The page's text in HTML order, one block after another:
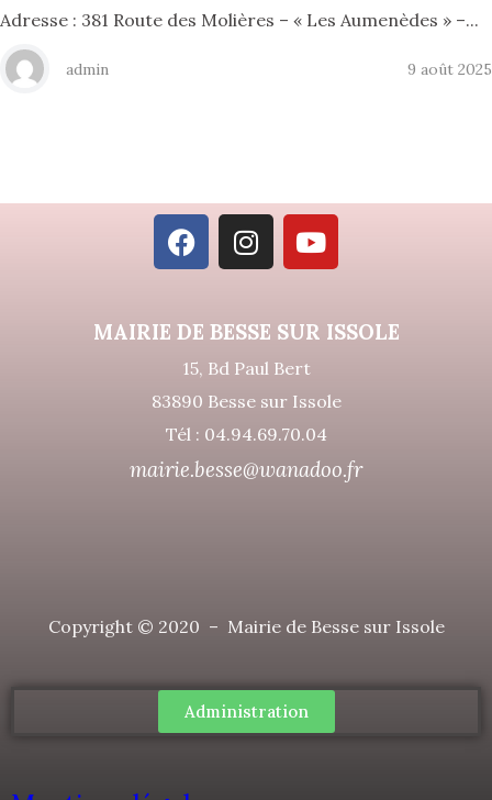
Adresse : 381 Route des Molières – « Les Aumenèdes » –...
admin 9 août 2025
MAIRIE DE BESSE SUR ISSOLE
15, Bd Paul Bert
83890 Besse sur Issole
Tél : 04.94.69.70.04
mairie.besse@wanadoo.fr
Copyright © 2020 – Mairie de Besse sur Issole
Administration